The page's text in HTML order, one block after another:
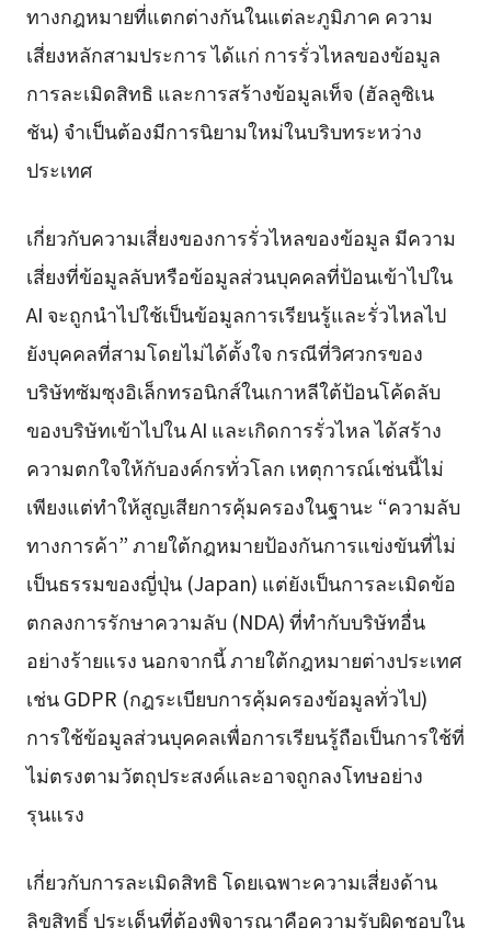
ทางกฎหมายที่แตกต่างกันในแต่ละภูมิภาค ความ
เสี่ยงหลักสามประการ ได้แก่ การรั่วไหลของข้อมูล
การละเมิดสิทธิ และการสร้างข้อมูลเท็จ (ฮัลลูซิเน
ชัน) จำเป็นต้องมีการนิยามใหม่ในบริบทระหว่าง
ประเทศ
เกี่ยวกับความเสี่ยงของการรั่วไหลของข้อมูล มีความ
เสี่ยงที่ข้อมูลลับหรือข้อมูลส่วนบุคคลที่ป้อนเข้าไปใน
AI จะถูกนำไปใช้เป็นข้อมูลการเรียนรู้และรั่วไหลไป
ยังบุคคลที่สามโดยไม่ได้ตั้งใจ กรณีที่วิศวกรของ
บริษัทซัมซุงอิเล็กทรอนิกส์ในเกาหลีใต้ป้อนโค้ดลับ
ของบริษัทเข้าไปใน AI และเกิดการรั่วไหล ได้สร้าง
ความตกใจให้กับองค์กรทั่วโลก เหตุการณ์เช่นนี้ไม่
เพียงแต่ทำให้สูญเสียการคุ้มครองในฐานะ “ความลับ
ทางการค้า” ภายใต้กฎหมายป้องกันการแข่งขันที่ไม่
เป็นธรรมของญี่ปุ่น (Japan) แต่ยังเป็นการละเมิดข้อ
ตกลงการรักษาความลับ (NDA) ที่ทำกับบริษัทอื่น
อย่างร้ายแรง นอกจากนี้ ภายใต้กฎหมายต่างประเทศ
เช่น GDPR (กฎระเบียบการคุ้มครองข้อมูลทั่วไป)
การใช้ข้อมูลส่วนบุคคลเพื่อการเรียนรู้ถือเป็นการใช้ที่
ไม่ตรงตามวัตถุประสงค์และอาจถูกลงโทษอย่าง
รุนแรง
เกี่ยวกับการละเมิดสิทธิ โดยเฉพาะความเสี่ยงด้าน
ลิขสิทธิ์ ประเด็นที่ต้องพิจารณาคือความรับผิดชอบใน